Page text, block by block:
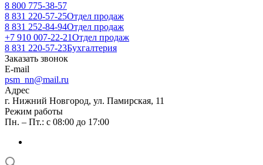
8 800 775-38-57
8 831 220-57-25Отдел продаж
8 831 252-84-94Отдел продаж
+7 910 007-22-21Отдел продаж
8 831 220-57-23Бухгалтерия
Заказать звонок
E-mail
psm_nn@mail.ru
Адрес
г. Нижний Новгород, ул. Памирская, 11
Режим работы
Пн. – Пт.: с 08:00 до 17:00